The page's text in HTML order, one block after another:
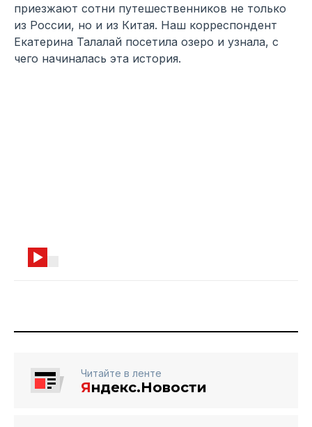
приезжают сотни путешественников не только
из России, но и из Китая. Наш корреспондент
Екатерина Талалай посетила озеро и узнала, с
чего начиналась эта история.
Читайте в ленте
Яндекс.Новости